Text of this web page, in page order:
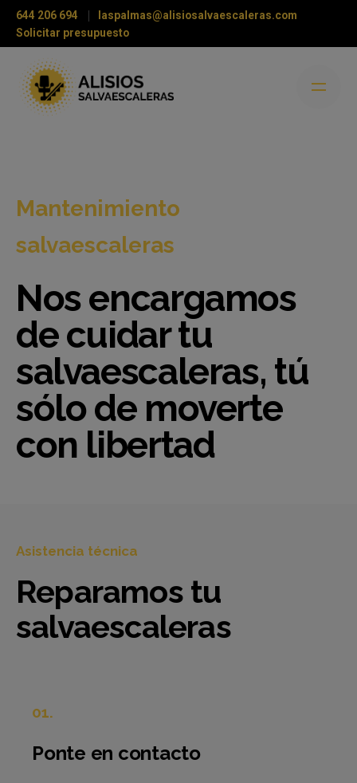
Skip
content
644 206 694
laspalmas@alisiosalvaescaleras.com
Solicitar presupuesto
Mantenimiento
salvaescaleras
Nos encargamos
de cuidar tu
salvaescaleras, tú
sólo de moverte
con libertad
Asistencia técnica
Reparamos tu
salvaescaleras
01.
Ponte en contacto